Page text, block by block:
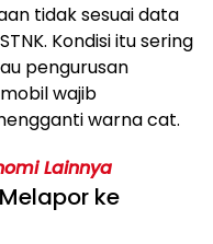
tidak sesuai data
Kondisi itu sering
pengurusan
wajib
warna cat.
Lainnya
ke